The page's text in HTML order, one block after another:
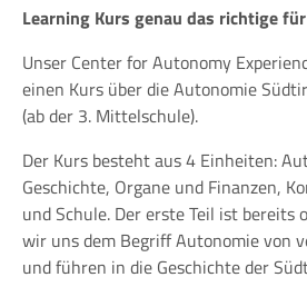
Learning Kurs genau das richtige
Unser Center for Autonomy
einen Kurs über die Autonomie
(ab der 3. Mittelschule).
Der Kurs besteht aus 4 Einheiten:
Geschichte, Organe und Finanzen,
und Schule. Der erste Teil ist bereits
wir uns dem Begriff Autonomie von
und führen in die Geschichte der